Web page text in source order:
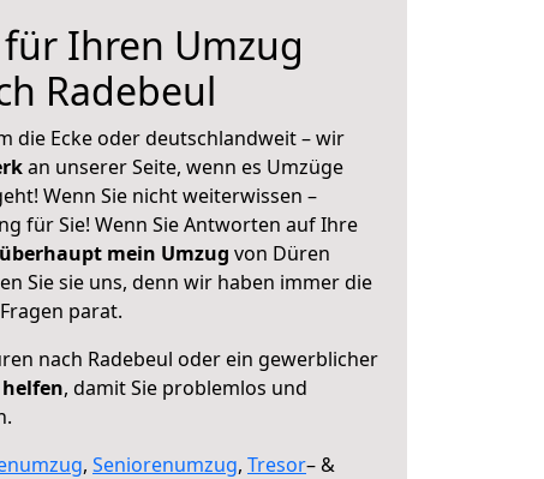
Ihren Umzug
Radebeul
die Ecke oder deutschlandweit – wir
an unserer Seite, wenn es Umzüge
Wenn Sie nicht weiterwissen –
für Sie! Wenn Sie Antworten auf Ihre
mein Umzug von Düren
Sie sie uns, denn wir haben immer die
parat.
nach Radebeul oder ein gewerblicher
, damit Sie problemlos und
, Seniorenumzug, Tresor– &